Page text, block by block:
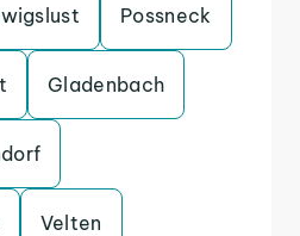
Possneck
Gladenbach
Velten